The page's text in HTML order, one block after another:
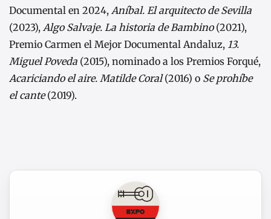
Documental en 2024, Aníbal. El arquitecto de Sevilla
(2023), Algo Salvaje. La historia de Bambino(2021),
Premio Carmen el Mejor Documental Andaluz, 13.
Miguel Poveda (2015), nominado a los Premios Forqué,
Acariciando el aire. Matilde Coral(2016) o Se prohíbe
el cante(2019).